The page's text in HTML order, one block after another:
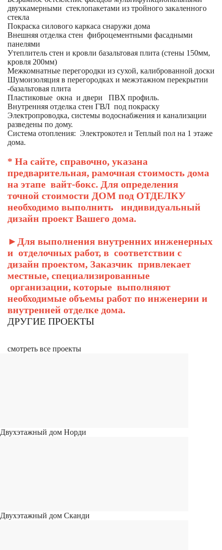
двухкамерными стеклопакетами из тройного закаленного
стекла
Покраска силового каркаса снаружи дома
Внешняя отделка стен фиброцементными фасадными
панелями
Утеплитель стен и кровли базальтовая плита (стены 150мм,
кровля 200мм)
Межкомнатные перегородки из сухой, калиброванной доски
Шумоизоляция в перегородках и межэтажном перекрытии
-базальтовая плита
Пластиковые окна и двери ПВХ профиль.
Внутренняя отделка стен ГВЛ под покраску
Электропроводка, системы водоснабжения и канализации
разведены по дому.
Система отопления: Электрокотел и Теплый пол на 1 этаже
дома.
* На сайте, справочно, указана
предварительная, рамочная стоимость дома
на этапе вайт-бокс. Для определения
точной стоимости ДОМ под ОТДЕЛКУ
необходимо выполнить индивидуальный
дизайн проект Вашего дома.
►Для выполнения внутренних инженерных
и отделочных работ, в соответствии с
дизайн проектом, Заказчик привлекает
местные, специализированные
организации, которые выполняют
необходимые объемы работ по инженерии и
внутренней отделке дома.
ДРУГИЕ ПРОЕКТЫ
смотреть все проекты
Двухэтажный дом Норди
Двухэтажный дом Сканди